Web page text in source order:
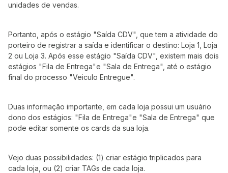
unidades de vendas.
Portanto, após o estágio "Saída CDV", que tem a atividade do
porteiro de registrar a saída e identificar o destino: Loja 1, Loja
2 ou Loja 3. Após esse estágio "Saída CDV", existem mais dois
estágios "Fila de Entrega"e "Sala de Entrega", até o estágio
final do processo "Veiculo Entregue".
Duas informação importante, em cada loja possui um usuário
dono dos estágios: "Fila de Entrega"e "Sala de Entrega" que
pode editar somente os cards da sua loja.
Vejo duas possibilidades: (1) criar estágio triplicados para
cada loja, ou (2) criar TAGs de cada loja.